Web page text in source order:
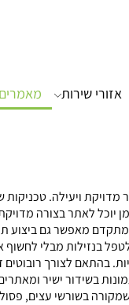
אזורי שירות מאמרים
מדויקת ויעילה.
יוכל לאתר בצורה
מאפשר גם ביצוע
בנזילות מבלי לחשוף
בהתאם לצורך רובוטים
בשידור ישיר
בשורשי עצים,